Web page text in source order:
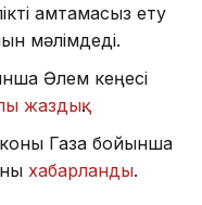
қамтамасыз ету
мәлімдеді.
Әлем кеңесі
жаздық.
Газа бойынша
хабарланды.